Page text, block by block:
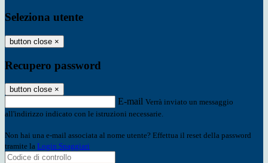
Seleziona utente
button close ×
Recupero password
button close ×
E-mail Verrà inviato un messaggio
all'indirizzo indicato con le istruzioni necessarie.
Non hai una e-mail associata al nome utente? Effettua il reset della password
tramite la Login Spaggiari